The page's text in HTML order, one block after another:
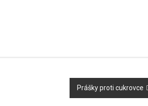
Prášky proti cukrovce